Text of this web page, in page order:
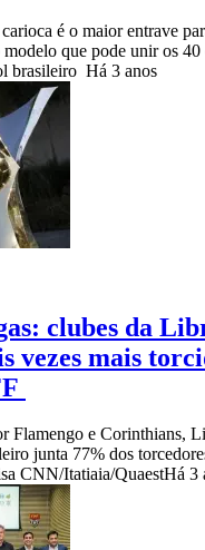
é o maior entrave
modelo que pode unir os 40
brasileiro Há 3 anos
clubes da
vezes mais
Flamengo e Corinthians,
junta 77% dos
CNN/Itatiaia/QuaestHá 3